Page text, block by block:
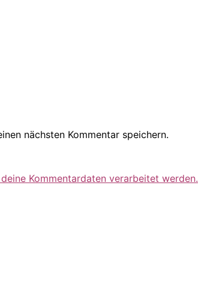
nächsten Kommentar speichern.
Kommentardaten verarbeitet werden.